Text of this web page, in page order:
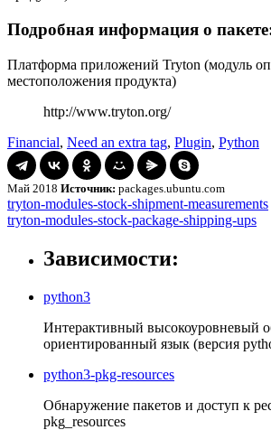
Подробная информация о
Платформа приложений Tryton (модуль
местоположения продукта)
http://www.tryton.org/
Financial, Need an extra tag, Plugin, Python
Май 2018 Источник: packages.ubuntu.com
Навигация
по
записям
tryton-
modules-
shipment-
measurements
tryton-modules-stock-shipment-measurements
tryton-
package-
tryton-modules-stock-package-shipping-ups
Зависимости:
python3
Интерактивный высокоуровневый
ориентированный язык (версия
python3-pkg-resources
Обнаружение пакетов и доступ к
pkg_resources